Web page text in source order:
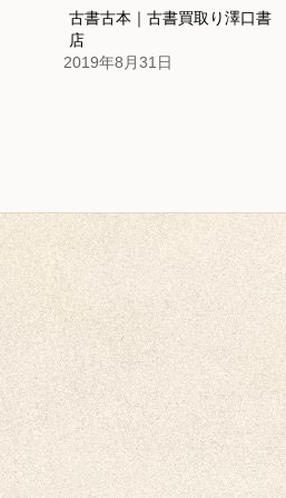
古書古本｜古書買取り澤口書
店
2019年8月31日